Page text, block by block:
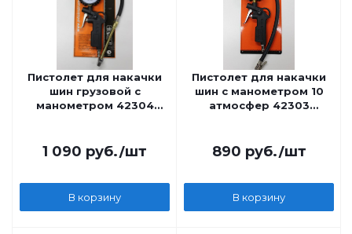
Пистолет для накачки
шин грузовой с
манометром 42304
1 090 руб./шт
В корзину
Пистолет для накачки
шин с манометром 10
атмосфер 42303
890 руб./шт
В корзину